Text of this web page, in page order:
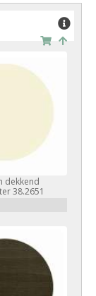
dekkend
38.2651